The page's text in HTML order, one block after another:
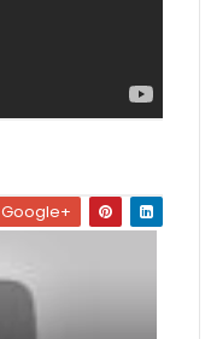
Google+